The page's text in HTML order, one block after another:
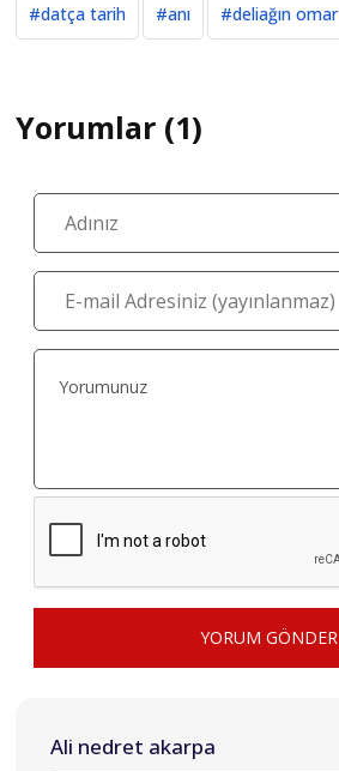
#datça tarih #anı #deliağın omar
Yorumlar (1)
YORUM GÖNDER
Ali nedret akarpa